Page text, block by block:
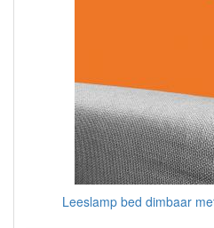
Leeslamp bed dimbaar